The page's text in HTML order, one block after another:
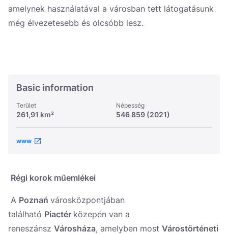
amelynek használatával a városban tett látogatásunk
még élvezetesebb és olcsóbb lesz.
Basic information
Terület
261,91 km²
Népesség
546 859 (2021)
www
Régi korok műemlékei
A Poznań városközpontjában
található Piactér közepén van a
reneszánsz Városháza, amelyben most Várostörténeti